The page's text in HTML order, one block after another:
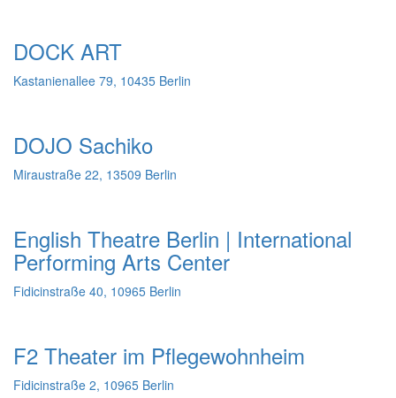
DOCK ART
Kastanienallee 79, 10435 Berlin
DOJO Sachiko
Miraustraße 22, 13509 Berlin
English Theatre Berlin | International
Performing Arts Center
Fidicinstraße 40, 10965 Berlin
F2 Theater im Pflegewohnheim
Fidicinstraße 2, 10965 Berlin